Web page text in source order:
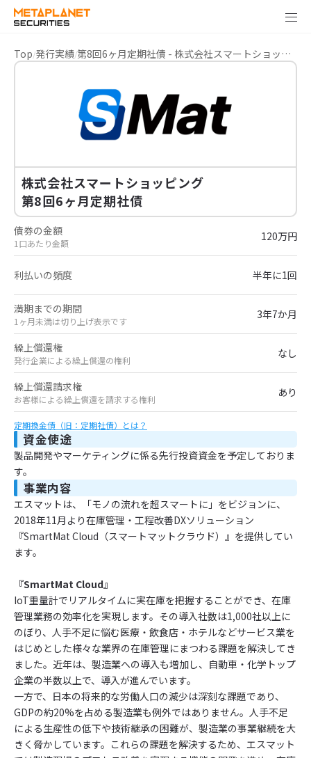
Top 発行実績 第8回6ヶ月定期社債 - 株式会社スマートショッピング
株式会社スマートショッピング
第8回6ヶ月定期社債
債券の金額
1口あたり金額 120万円
利払いの頻度 半年に1回
満期までの期間
1ヶ月未満は切り上げ表示です 3年7か月
繰上償還権
発行企業による繰上償還の権利 なし
繰上償還請求権
お客様による繰上償還を請求する権利 あり
定期換金債（旧：定期社債）とは？
資金使途
製品開発やマーケティングに係る先行投資資金を予定しておりま
す。
事業内容
エスマットは、「モノの流れを超スマートに」をビジョンに、
2018年11月より在庫管理・工程改善DXソリューション
『SmartMat Cloud（スマートマットクラウド）』を提供してい
ます。
『SmartMat Cloud』
IoT重量計でリアルタイムに実在庫を把握することができ、在庫
管理業務の効率化を実現します。その導入社数は1,000社以上に
のぼり、人手不足に悩む医療・飲食店・ホテルなどサービス業を
はじめとした様々な業界の在庫管理にまつわる課題を解決してき
ました。近年は、製造業への導入も増加し、自動車・化学トップ
企業の半数以上で、導入が進んでいます。
一方で、日本の将来的な労働人口の減少は深刻な課題であり、
GDPの約20%を占める製造業も例外ではありません。人手不足
による生産性の低下や技術継承の困難が、製造業の事業継続を大
きく脅かしています。これらの課題を解決するため、エスマット